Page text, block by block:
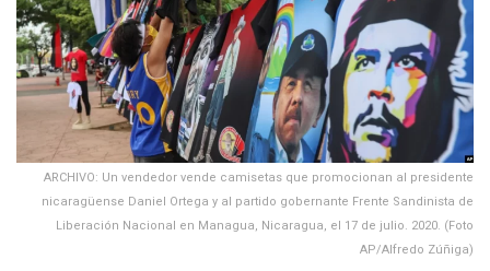
ARCHIVO: Un vendedor vende camisetas que promocionan al presidente
nicaragüense Daniel Ortega y al partido gobernante Frente Sandinista de
Liberación Nacional en Managua, Nicaragua, el 17 de julio. 2020. (Foto
AP/Alfredo Zúñiga)